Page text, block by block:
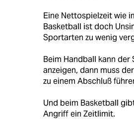
Eine Nettospielzeit wie
Basketball ist doch
Sportarten zu wenig
Beim Handball kann der
anzeigen, dann muss
zu einem Abschluß
Und beim Basketball
Angriff ein Zeitlimit.